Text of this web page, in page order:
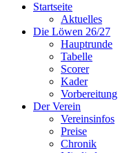
Startseite
Aktuelles
Die Löwen 26/27
Hauptrunde
Tabelle
Scorer
Kader
Vorbereitung
Der Verein
Vereinsinfos
Preise
Chronik